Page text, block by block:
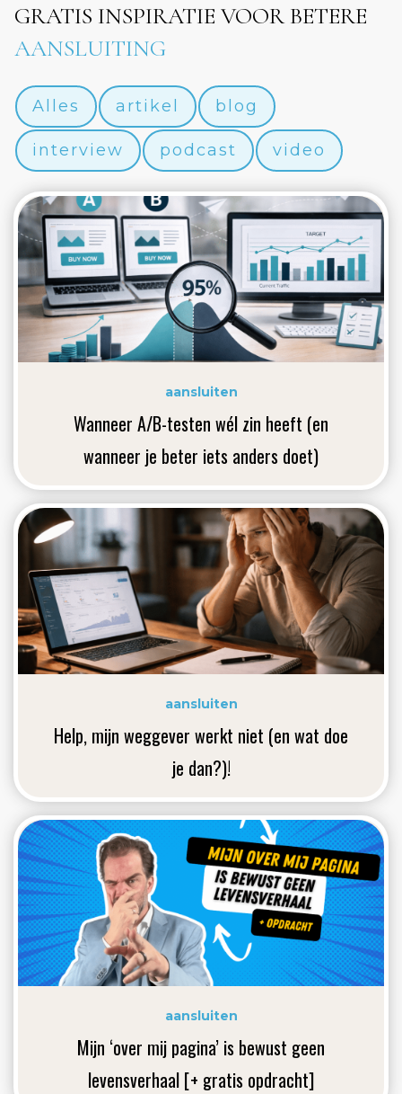
GRATIS INSPIRATIE VOOR BETERE
AANSLUITING
Alles artikel blog
interview podcast video
aansluiten
Wanneer A/B-testen wél zin heeft (en
wanneer je beter iets anders doet)
aansluiten
Help, mijn weggever werkt niet (en wat doe
je dan?)!
aansluiten
Mijn ‘over mij pagina’ is bewust geen
levensverhaal [+ gratis opdracht]